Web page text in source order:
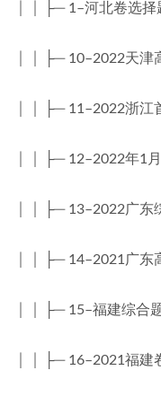
│ │ ├─ 1–河北卷选择
│ │ ├─ 10–2022天津
│ │ ├─ 11–2022浙江
│ │ ├─ 12–2022年1
│ │ ├─ 13–2022广东
│ │ ├─ 14–2021广东
│ │ ├─ 15–福建综合
│ │ ├─ 16–2021福建